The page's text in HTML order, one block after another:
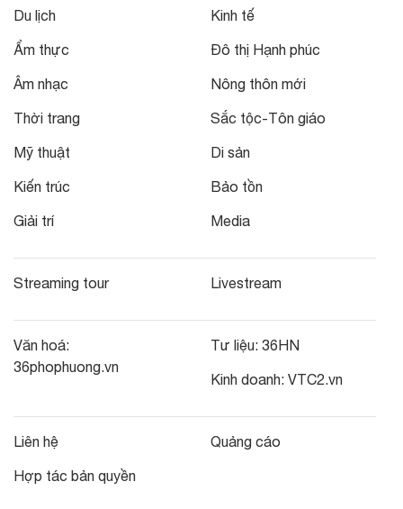
Du lịch
Ẩm thực
Âm nhạc
Thời trang
Mỹ thuật
Kiến trúc
Giải trí
Kinh tế
Đô thị Hạnh phúc
Nông thôn mới
Sắc tộc-Tôn giáo
Di sản
Bảo tồn
Media
Streaming tour Livestream
Văn hoá:
36phophuong.vn
Tư liệu: 36HN
Kinh doanh: VTC2.vn
Liên hệ
Hợp tác bản quyền
Quảng cáo